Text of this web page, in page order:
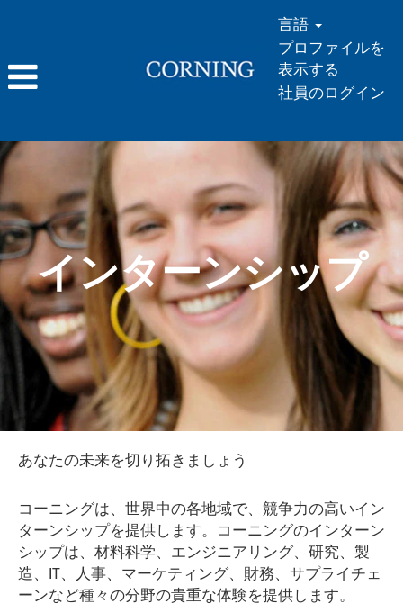
言語
プロファイルを
表示する
社員のログイン
イ
ン
タ
ー
ン
シ
ッ
プ
インターンシップ
あなたの未来を切り拓きましょう
コーニングは、世界中の各地域で、競争力の高いイン
ターンシップを提供します。コーニングのインターン
シップは、材料科学、エンジニアリング、研究、製
造、IT、人事、マーケティング、財務、サプライチェ
ーンなど種々の分野の貴重な体験を提供します。